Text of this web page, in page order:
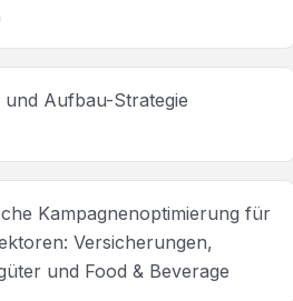
Aufbau-Strategie
Kampagnenoptimierung für
Versicherungen,
und Food & Beverage